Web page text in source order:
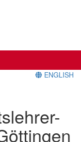
ENGLISH